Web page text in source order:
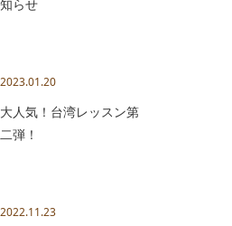
知らせ
2023.01.20
大人気！台湾レッスン第
二弾！
2022.11.23